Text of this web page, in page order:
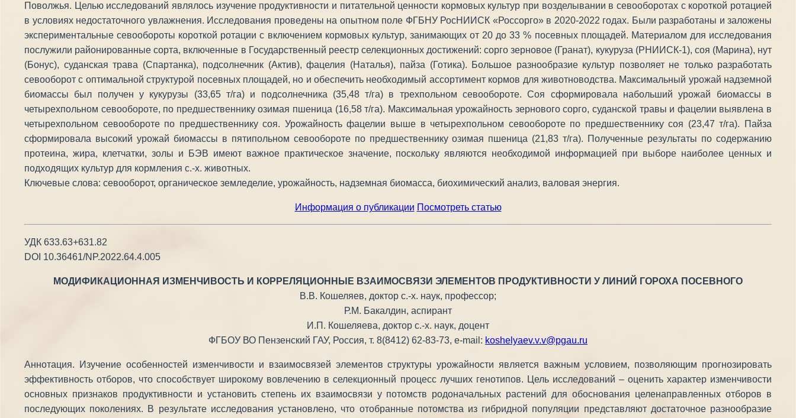
Поволжья. Целью исследований являлось изучение продуктивности и питательной ценности кормовых культур при возделывании в севооборотах с короткой ротацией
в условиях недостаточного увлажнения. Исследования проведены на опытном поле ФГБНУ РосНИИСК «Россорго» в 2020-2022 годах. Были разработаны и заложены
экспериментальные севообороты короткой ротации с включением кормовых культур, занимающих от 20 до 33 % посевных площадей. Материалом для исследования
послужили районированные сорта, включенные в Государственный реестр селекционных достижений: сорго зерновое (Гранат), кукуруза (РНИИСК-1), соя (Марина), нут
(Бонус), суданская трава (Спартанка), подсолнечник (Актив), фацелия (Наталья), пайза (Готика). Большое разнообразие культур позволяет не только разработать
севооборот с оптимальной структурой посевных площадей, но и обеспечить необходимый ассортимент кормов для животноводства. Максимальный урожай надземной
биомассы был получен у кукурузы (33,65 т/га) и подсолнечника (35,48 т/га) в трехпольном севообороте. Соя сформировала набольший урожай биомассы в
четырехпольном севообороте, по предшественнику озимая пшеница (16,58 т/га). Максимальная урожайность зернового сорго, суданской травы и фацелии выявлена в
четырехпольном севообороте по предшественнику соя. Урожайность фацелии выше в четырехпольном севообороте по предшественнику соя (23,47 т/га). Пайза
сформировала высокий урожай биомассы в пятипольном севообороте по предшественнику озимая пшеница (21,83 т/га). Полученные результаты по содержанию
протеина, жира, клетчатки, золы и БЭВ имеют важное практическое значение, поскольку являются необходимой информацией при выборе наиболее ценных и
подходящих культур для кормления с.-х. животных.
Ключевые слова: севооборот, органическое земледелие, урожайность, надземная биомасса, биохимический анализ, валовая энергия.
Информация о публикации Посмотреть статью
УДК 633.63+631.82
DOI 10.36461/NP.2022.64.4.005
МОДИФИКАЦИОННАЯ ИЗМЕНЧИВОСТЬ И КОРРЕЛЯЦИОННЫЕ ВЗАИМОСВЯЗИ ЭЛЕМЕНТОВ ПРОДУКТИВНОСТИ У ЛИНИЙ ГОРОХА ПОСЕВНОГО
В.В. Кошеляев, доктор с.-х. наук, профессор;
Р.М. Бакалдин, аспирант
И.П. Кошеляева, доктор с.-х. наук, доцент
ФГБОУ ВО Пензенский ГАУ, Россия, т. 8(8412) 62-83-73, e-mail: koshelyaev.v.v@pgau.ru
Аннотация. Изучение особенностей изменчивости и взаимосвязей элементов структуры урожайности является важным условием, позволяющим прогнозировать
эффективность отборов, что способствует широкому вовлечению в селекционный процесс лучших генотипов. Цель исследований – оценить характер изменчивости
основных признаков продуктивности и установить степень их взаимосвязи у потомств родоначальных растений для обоснования целенаправленных отборов в
последующих поколениях. В результате исследования установлено, что отобранные потомства из гибридной популяции представляют достаточное разнообразие